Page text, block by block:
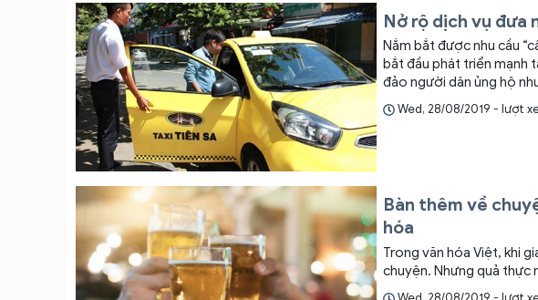
Nở rộ dịch vụ đưa
Nắm bắt được nhu cầu
bắt đầu phát triển mạnh tại TP.HCM. Dịch vụ đưa người
đảo người dân ủng hộ nhưng liệu
khác của dịch vụ là các
sẽ nhận giữ xe qua đêm
Wed, 28/08/2019 - lượt
Bàn thêm về
hóa
Trong văn hóa Việt, khi
chuyện. Nhưng quả thực